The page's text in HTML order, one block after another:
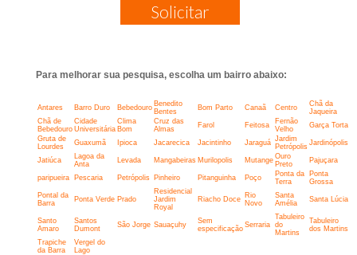
Solicitar
Para melhorar sua pesquisa, escolha um bairro abaixo:
Antares Barro Duro Bebedouro Benedito
Bentes
Bom Parto Canaã Centro
Chã da
Jaqueira
Chã de
Bebedouro
Cidade
Universitária
Clima
Bom
Cruz das
Almas
Farol Feitosa
Fernão
Velho
Garça Torta
Gruta de
Lourdes
Guaxumã Ipioca Jacarecica Jacintinho Jaraguá Jardim
Petrópolis Jardinópolis
Jatiúca
Lagoa da
Anta
Levada Mangabeiras Murilopolis Mutange Ouro
Preto
Pajuçara
paripueira Pescaria Petrópolis Pinheiro Pitanguinha Poço
Ponta da
Terra
Ponta
Grossa
Pontal da
Barra
Ponta Verde Prado
Residencial
Jardim
Royal
Riacho Doce
Rio
Novo
Santa
Amélia
Santa Lúcia
Santo
Amaro
Santos
Dumont
São Jorge Sauaçuhy
Sem
especificação Serraria
Tabuleiro
do
Martins
Tabuleiro
dos Martins
Trapiche
da Barra
Vergel do
Lago